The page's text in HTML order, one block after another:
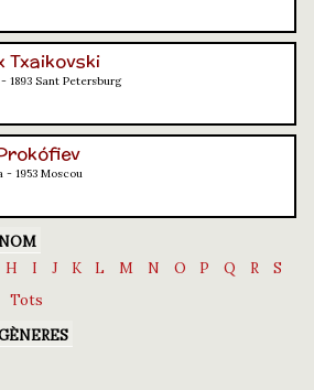
Txaikovski
1893 Sant Petersburg
- 1953 Moscou
H I J K L M N O P Q R
S
Tots